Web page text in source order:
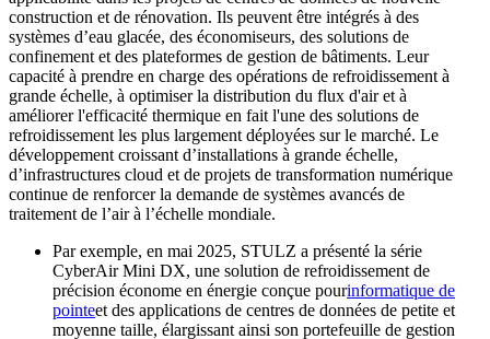
construction et de rénovation. Ils peuvent être intégrés à des
systèmes d’eau glacée, des économiseurs, des solutions de
confinement et des plateformes de gestion de bâtiments. Leur
capacité à prendre en charge des opérations de refroidissement à
grande échelle, à optimiser la distribution du flux d'air et à
améliorer l'efficacité thermique en fait l'une des solutions de
refroidissement les plus largement déployées sur le marché. Le
développement croissant d’installations à grande échelle,
d’infrastructures cloud et de projets de transformation numérique
continue de renforcer la demande de systèmes avancés de
traitement de l’air à l’échelle mondiale.
Par exemple, en mai 2025, STULZ a présenté la série
CyberAir Mini DX, une solution de refroidissement de
précision économe en énergie conçue pourinformatique de
pointeet des applications de centres de données de petite et
moyenne taille, élargissant ainsi son portefeuille de gestion